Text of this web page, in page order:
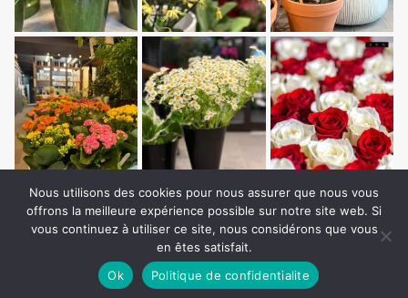
Copyright © Auxilium Media. All Rights Reserved
Nous utilisons des cookies pour nous assurer que nous vous
offrons la meilleure expérience possible sur notre site web. Si
vous continuez à utiliser ce site, nous considérons que vous
en êtes satisfait.
Ok
Politique de confidentialite